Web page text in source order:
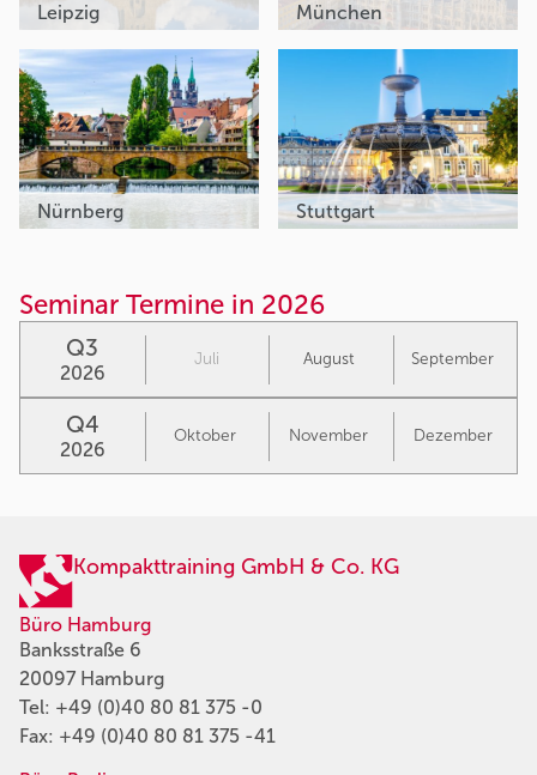
Leipzig München
Nürnberg Stuttgart
Seminar Termine in 2026
Q3
2026
Juli August September
Q4
2026
Oktober November Dezember
Kompakttraining GmbH & Co. KG
Büro Hamburg
Banksstraße 6
20097 Hamburg
Tel: +49 (0)40 80 81 375 -0
Fax: +49 (0)40 80 81 375 -41